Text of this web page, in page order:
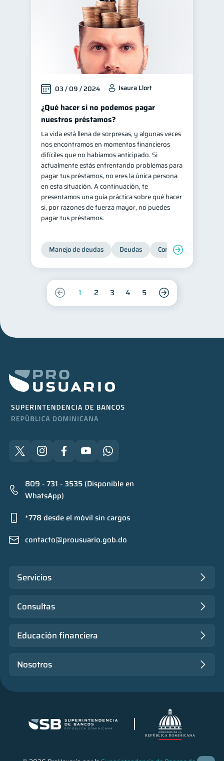
03 / 09 / 2024 Isaura Llort
¿Qué hacer si no podemos pagar
nuestros préstamos?
La vida está llena de sorpresas, y algunas veces
nos encontramos en momentos financieros
difíciles que no habíamos anticipado. Si
actualmente estás enfrentando problemas para
pagar tus préstamos, no eres la única persona
en esta situación. A continuación, te
presentamos una guía práctica sobre qué hacer
si, por razones de fuerza mayor, no puedes
pagar tus préstamos.
Manejo de deudas Deudas Control de deudas
1 2 3 4 5
809 - 731 - 3535 (Disponible en
WhatsApp)
*778 desde el móvil sin cargos
contacto@prousuario.gob.do
Servicios
Consultas
Educación financiera
Nosotros